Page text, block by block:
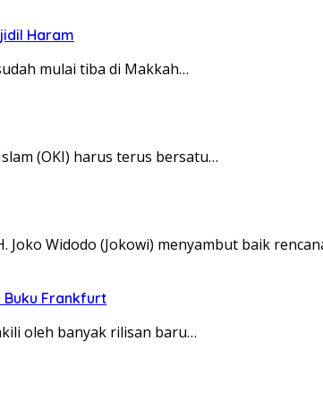
Haram
mulai tiba di Makkah…
(OKI) harus terus bersatu…
Joko Widodo (Jokowi) menyambut baik
Buku Frankfurt
oleh banyak rilisan baru…